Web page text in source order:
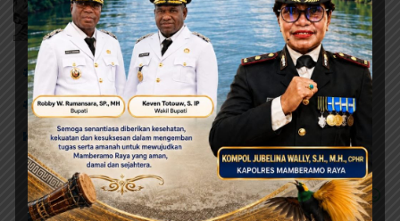
# Calon ketua # Dua Calon
# KNPI
# Penetapan
# Steering committee
Kabupaten Jayapura
Musda KNPI